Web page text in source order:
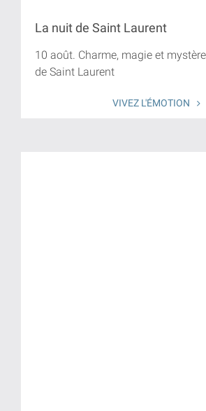
La nuit de Saint Laurent
10 août. Charme, magie et
de Saint Laurent
VIVEZ L'ÉMOTION